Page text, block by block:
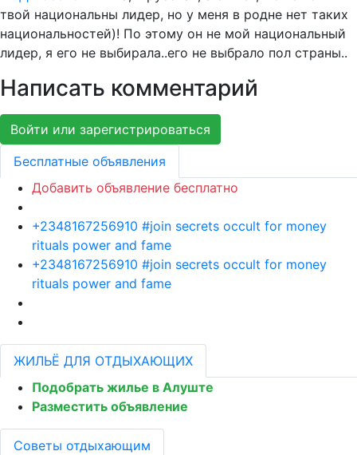
твой национальны лидер, но у меня в родне нет таких
национальностей)! По этому он не мой национальный
лидер, я его не выбирала..его не выбрало пол страны..
Написать комментарий
Войти или зарегистрироваться
Бесплатные объявления
Добавить объявление бесплатно
+2348167256910 #join secrets occult for money
rituals power and fame
+2348167256910 #join secrets occult for money
rituals power and fame
ЖИЛЬЁ ДЛЯ ОТДЫХАЮЩИХ
Подобрать жилье в Алуште
Разместить объявление
Советы отдыхающим